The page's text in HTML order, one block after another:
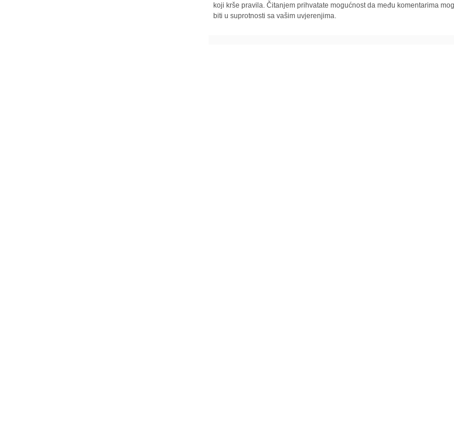
koji krše pravila. Čitanjem prihvatate mogućnost da među komentarima
biti u suprotnosti sa vašim uvjerenjima.